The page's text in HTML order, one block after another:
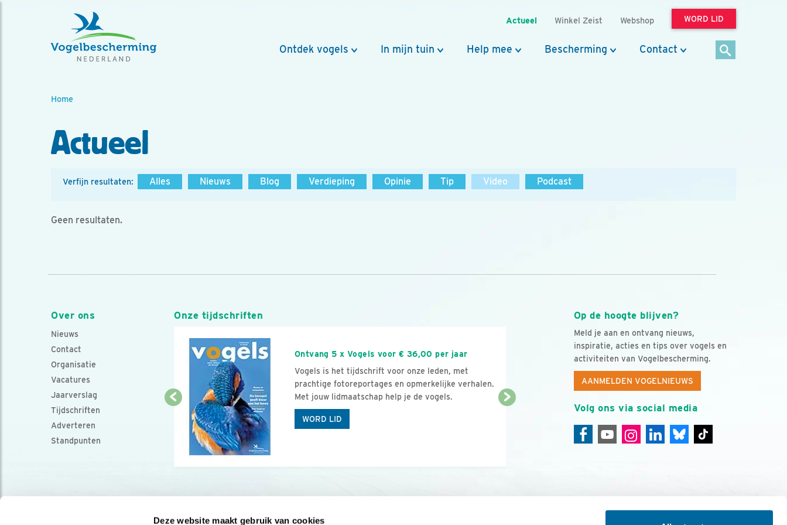
Deze website maakt gebruik van cookies
Actueel Winkel Zeist Webshop WORD LID
Ontdek vogels In mijn tuin Help mee Bescherming Contact
Home
Actueel
Verfijn resultaten: Alles Nieuws Blog Verdieping Opinie Tip Video Podcast
Geen resultaten.
Over ons
Nieuws
Contact
Organisatie
Vacatures
Jaarverslag
Tijdschriften
Adverteren
Standpunten
Op de hoogte blijven?
Meld je aan en ontvang nieuws,
inspiratie, acties en tips over vogels en
activiteiten van Vogelbescherming.
AANMELDEN VOGELNIEUWS
Volg ons via social media
Onze tijdschriften
Ontvang 5 x Vogels voor € 36,00 per jaar
Vogels is het tijdschrift voor onze leden, met
prachtige fotoreportages en opmerkelijke verhalen.
Met jouw lidmaatschap help je de vogels.
WORD LID